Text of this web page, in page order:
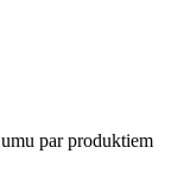
par produktiem